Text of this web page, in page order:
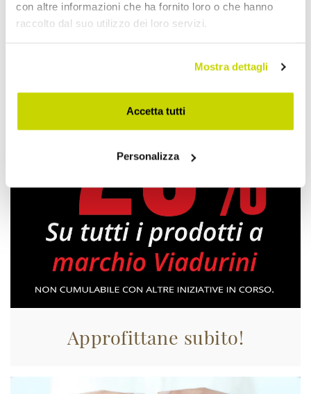
con altre informazioni che ha fornito loro o che hanno
raccolto dal suo utilizzo dei loro servizi.
Mostra dettagli
Accetta tutti
Personalizza
Materassi Matrimoniali
Approfittane subito!